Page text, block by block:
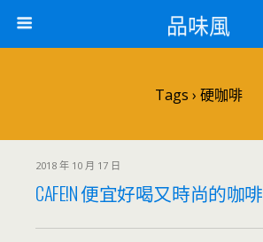
品味風
Tags › 硬咖啡
2018 年 10 月 17 日
CAFE!N 便宜好喝又時尚的咖啡